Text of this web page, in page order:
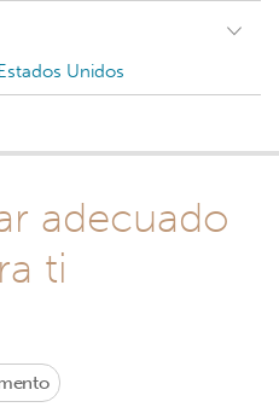
Unidos
adecuado
ti